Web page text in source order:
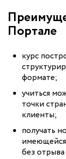
Портале
курс
формате;
учиться
точки
клиенты;
получать
без